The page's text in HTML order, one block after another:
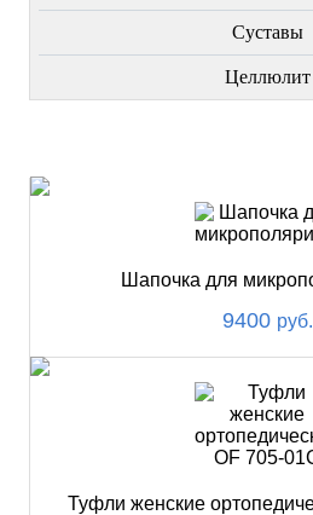
Суставы
Целлюлит
Шапочка для
9400 руб.
Туфли женские